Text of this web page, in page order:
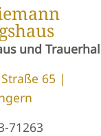
und
65 |
71263